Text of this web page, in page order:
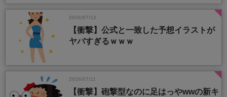
2026/07/13
【衝撃】公式と一致した予想イラストが
ヤバすぎるｗｗｗ
2026/07/11
【衝撃】砲撃型なのに足はっやwwの新キ